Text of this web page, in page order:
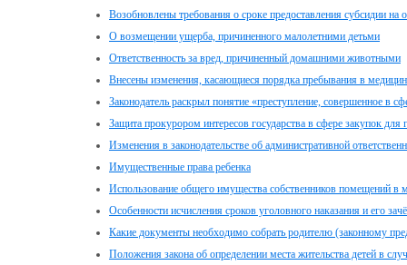
Возобновлены требования о сроке предоставления субсидии
О возмещении ущерба, причиненного малолетними детьми
Ответственность за вред, причиненный домашними животными
Внесены изменения, касающиеся порядка пребывания в
Законодатель раскрыл понятие «преступление, совершенное в
Защита прокурором интересов государства в сфере закупок
Изменения в законодательстве об административной
Имущественные права ребенка
Использование общего имущества собственников помещений
Особенности исчисления сроков уголовного наказания и его
Какие документы необходимо собрать родителю (законному
Положения закона об определении места жительства детей в